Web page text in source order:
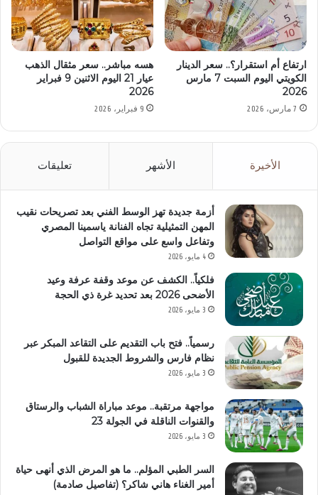
ارتفاع أم استقرار؟.. سعر الدينار
الكويتي اليوم السبت 7 مارس
2026
7 مارس، 2026
هسه مباشر.. سعر مثقال الذهب
عيار 21 اليوم الاثنين 9 فبراير
2026
9 فبراير، 2026
الأخيرة الأشهر تعليقات
أزمة جديدة تهز الوسط الفني بعد تصريحات نقيب
المهن التمثيلية تجاه الفنانة ياسمينا المصري
وتفاعل واسع على مواقع التواصل
4 مايو، 2026
فلكياً.. الكشف عن موعد وقفة عرفة وعيد
الأضحى 2026 بعد تحديد غرة ذي الحجة
3 مايو، 2026
رسمياً.. فتح باب التقديم على التقاعد المبكر عبر
نظام فارس والشروط الجديدة للقبول
3 مايو، 2026
مواجهة مرتقبة.. موعد مباراة الشباب والرستاق
والقنوات الناقلة في الجولة 23
3 مايو، 2026
السر الطبي المؤلم.. ما هو المرض الذي أنهى حياة
أمير الغناء هاني شاكر؟ (تفاصيل صادمة)